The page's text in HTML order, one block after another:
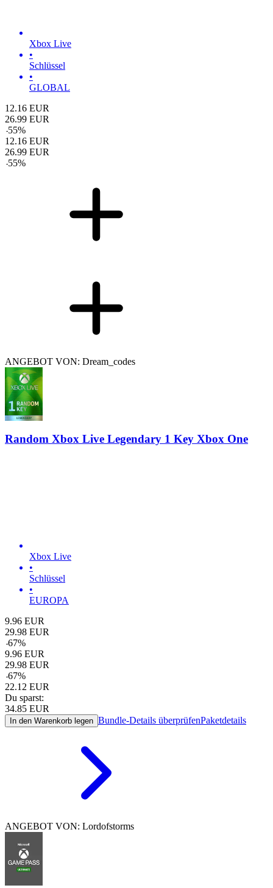
Xbox Live
•
Schlüssel
•
GLOBAL
12.16 EUR
26.99 EUR
-55%
12.16 EUR
26.99 EUR
-55%
ANGEBOT VON: Dream_codes
Random Xbox Live Legendary 1 Key Xbox One
Xbox Live
•
Schlüssel
•
EUROPA
9.96 EUR
29.98 EUR
-67%
9.96 EUR
29.98 EUR
-67%
22.12 EUR
Du sparst:
34.85 EUR
In den Warenkorb legen Bundle-Details überprüfenPaketdetails
ANGEBOT VON: Lordofstorms